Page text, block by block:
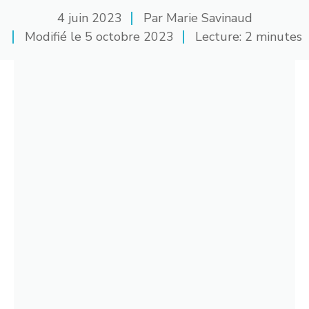
4 juin 2023 Par Marie Savinaud
Modifié le 5 octobre 2023 Lecture: 2 minutes